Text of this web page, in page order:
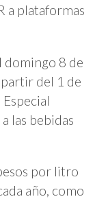
a plataformas
domingo 8 de
del 1 de
las bebidas
por litro
año, como